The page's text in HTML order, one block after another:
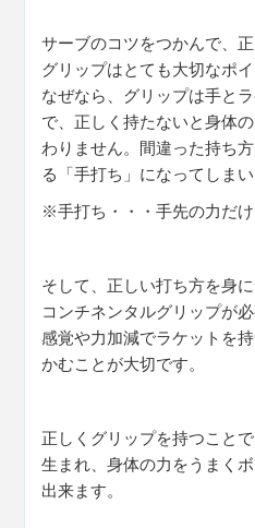
サーブのコツをつかんで、
グリップはとても大切なポイ
なぜなら、グリップは手と
で、正しく持たないと身体
わりません。間違った持ち
る「手打ち」になってしまい
※手打ち・・・手先の力だけ
そして、正しい打ち方を身
コンチネンタルグリップが
感覚や力加減でラケットを
かむことが大切です。
正しくグリップを持つこと
生まれ、身体の力をうまく
出来ます。